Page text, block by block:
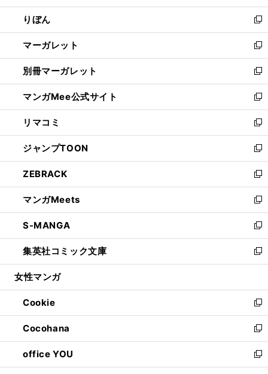
開
く
ウ
で
開
く
ン
ド
ウ
で
開
く
ウ
ィ
ン
ド
ウ
で
開
く
りぼん
新
し
い
ウ
ィ
ン
ド
ウ
で
開
く
マーガレット
新
し
い
ウ
ィ
ン
ド
ウ
で
開
く
別冊マーガレット
新
し
い
ウ
ィ
ン
ド
ウ
で
開
く
マンガMee公式サイト
新
し
い
ウ
ィ
ン
ド
ウ
で
開
く
リマコミ
新
し
い
ウ
ィ
ン
ド
ウ
で
開
く
ジャンプTOON
新
し
い
ウ
ィ
ン
ド
ウ
で
開
ZEBRACK
新
し
い
ウ
ィ
ン
ド
ウ
開
く
マンガMeets
新
し
い
ウ
ィ
ン
ウ
で
開
く
S-MANGA
新
し
い
ウ
ン
ド
ウ
で
開
く
集英社コミック文庫
新
し
ウ
ィ
ン
ド
ウ
で
開
女性マンガ
Cookie
新
し
い
ウ
ィ
ン
Cocohana
新
し
い
ウ
office YOU
新
し